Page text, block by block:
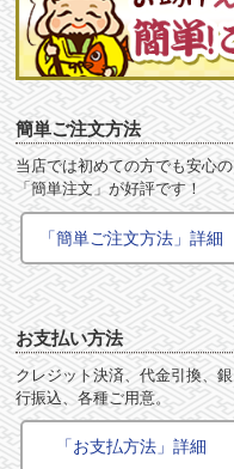
簡単ご注文方法
当店では初めての方でも安心の
「簡単注文」が好評です！
「簡単ご注文方法」詳細
お支払い方法
クレジット決済、代金引換、銀
行振込、各種ご用意。
「お支払方法」詳細